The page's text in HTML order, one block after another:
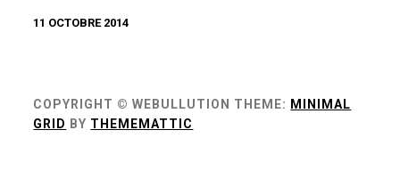
11 OCTOBRE 2014
COPYRIGHT © WEBULLUTION THEME: MINIMAL
GRID BY THEMEMATTIC